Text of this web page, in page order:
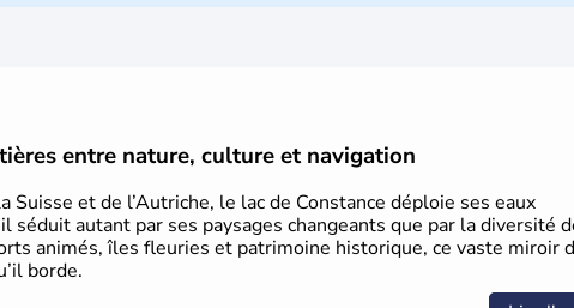
entre nature, culture et navigation
et de l’Autriche, le lac de Constance déploie ses eaux
autant par ses paysages changeants que par la diversité
animés, îles fleuries et patrimoine historique, ce vaste miroir
borde.